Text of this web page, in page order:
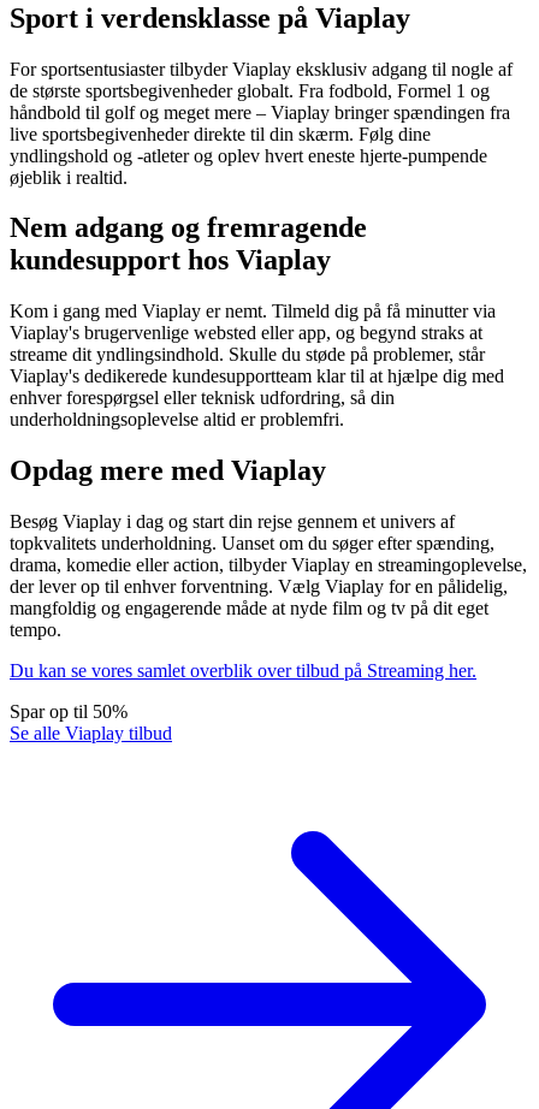
Sport i verdensklasse på Viaplay
For sportsentusiaster tilbyder Viaplay eksklusiv adgang til nogle af
de største sportsbegivenheder globalt. Fra fodbold, Formel 1 og
håndbold til golf og meget mere – Viaplay bringer spændingen fra
live sportsbegivenheder direkte til din skærm. Følg dine
yndlingshold og -atleter og oplev hvert eneste hjerte-pumpende
øjeblik i realtid.
Nem adgang og fremragende
kundesupport hos Viaplay
Kom i gang med Viaplay er nemt. Tilmeld dig på få minutter via
Viaplay's brugervenlige websted eller app, og begynd straks at
streame dit yndlingsindhold. Skulle du støde på problemer, står
Viaplay's dedikerede kundesupportteam klar til at hjælpe dig med
enhver forespørgsel eller teknisk udfordring, så din
underholdningsoplevelse altid er problemfri.
Opdag mere med Viaplay
Besøg Viaplay i dag og start din rejse gennem et univers af
topkvalitets underholdning. Uanset om du søger efter spænding,
drama, komedie eller action, tilbyder Viaplay en streamingoplevelse,
der lever op til enhver forventning. Vælg Viaplay for en pålidelig,
mangfoldig og engagerende måde at nyde film og tv på dit eget
tempo.
Du kan se vores samlet overblik over tilbud på Streaming her.
Spar op til 50%
Se alle Viaplay tilbud